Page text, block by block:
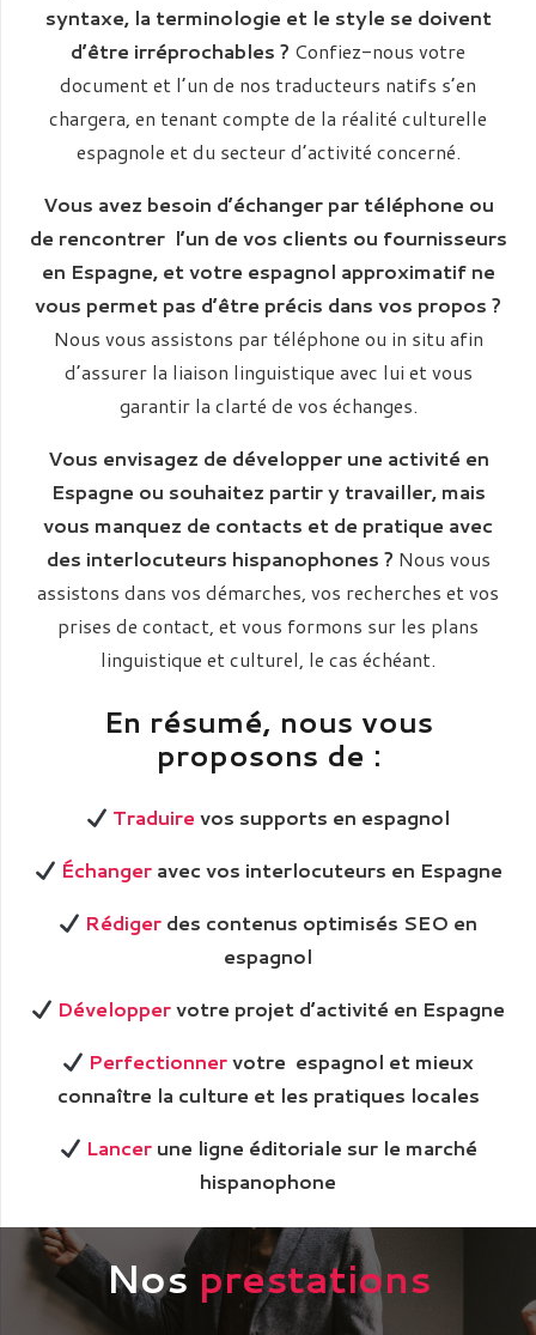
syntaxe, la terminologie et le style se doivent
d’être irréprochables ? Confiez-nous votre
document et l’un de nos traducteurs natifs s’en
chargera, en tenant compte de la réalité culturelle
espagnole et du secteur d’activité concerné.
Vous avez besoin d’échanger par téléphone ou
de rencontrer l’un de vos clients ou fournisseurs
en Espagne, et votre espagnol approximatif ne
vous permet pas d’être précis dans vos propos ?
Nous vous assistons par téléphone ou in situ afin
d’assurer la liaison linguistique avec lui et vous
garantir la clarté de vos échanges.
Vous envisagez de développer une activité en
Espagne ou souhaitez partir y travailler, mais
vous manquez de contacts et de pratique avec
des interlocuteurs hispanophones ? Nous vous
assistons dans vos démarches, vos recherches et vos
prises de contact, et vous formons sur les plans
linguistique et culturel, le cas échéant.
En résumé, nous vous
proposons de :
Traduire vos supports en espagnol
Échangeravec vos interlocuteurs en Espagne
Rédiger des contenus optimisés SEO en
espagnol
Développervotre projet d’activité en Espagne
Perfectionnervotre espagnol et mieux
connaître la culture et les pratiques locales
Lancerune ligne éditoriale sur le marché
hispanophone
Nos prestations